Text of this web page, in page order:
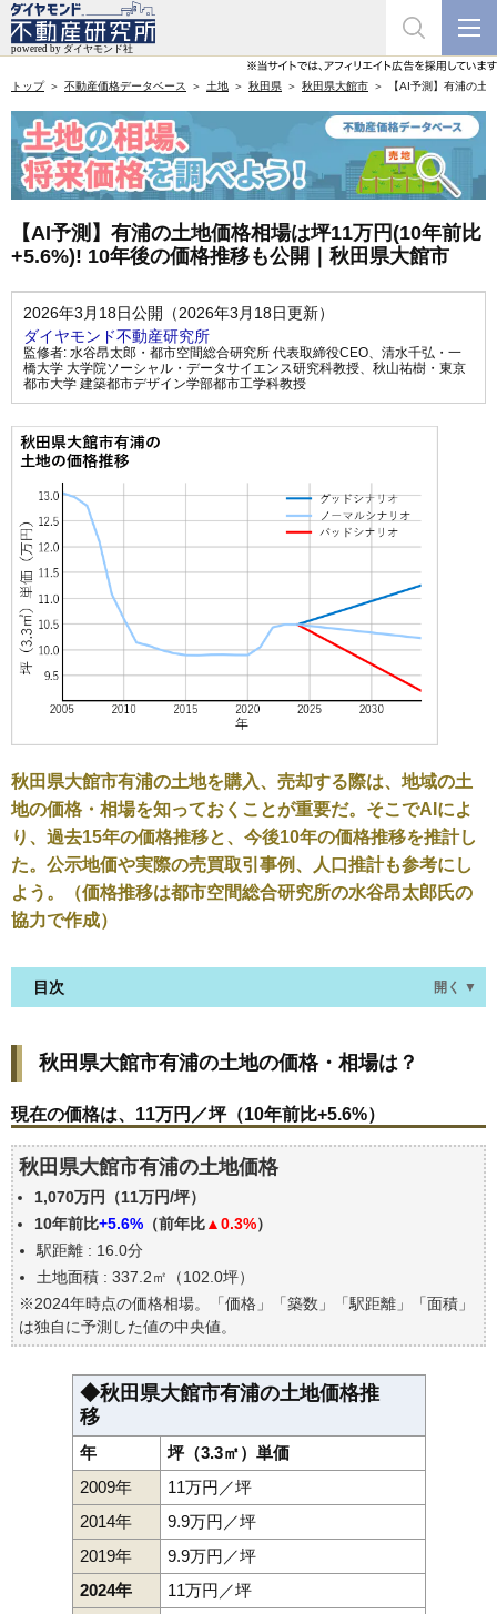
トップ 不動産価格データベース 土地 秋田県 秋田県大館市 【AI予測】有浦の
【AI予測】有浦の土地価格相場は坪11万円(10年前比
+5.6%)! 10年後の価格推移も公開｜秋田県大館市
2026年3月18日公開（2026年3月18日更新）
ダイヤモンド不動産研究所
監修者: 水谷昂太郎・都市空間総合研究所 代表取締役CEO、 清水千弘・一
橋大学 大学院ソーシャル・データサイエンス研究科教授、 秋山祐樹・東京
都市大学 建築都市デザイン学部都市工学科教授
秋田県大館市有浦の土地を購入、売却する際は、地域の土
地の価格・相場を知っておくことが重要だ。そこでAIによ
り、過去15年の価格推移と、今後10年の価格推移を推計し
た。公示地価や実際の売買取引事例、人口推計も参考にし
よう。（価格推移は都市空間総合研究所の水谷昂太郎氏の
協力で作成）
目次 開く ▼
現在の価格は、11万円／坪（10年前比+5.6%）
価格を詳細に分析しよう
秋田県大館市有浦の土地の過去の売買事例
公示地価はいくら
エリアの将来性を人口予想から検討しよう
自分の年収でいくらの不動産が買える？
秋田県大館市有浦の土地の価格・相場は？
現在の価格は、11万円／坪（10年前比+5.6%）
秋田県大館市有浦の土地価格
1,070万円（11万円/坪）
10年前比+5.6% （前年比▲0.3%）
駅距離 : 16.0分
土地面積 : 337.2㎡（102.0坪）
※2024年時点の価格相場。「価格」「築数」「駅距離」「面積」
は独自に予測した値の中央値。
◆秋田県大館市有浦の土地価格推
移
年
坪（3.3㎡）単価
2009年
11万円／坪
2014年
9.9万円／坪
2019年
9.9万円／坪
2024年
11万円／坪